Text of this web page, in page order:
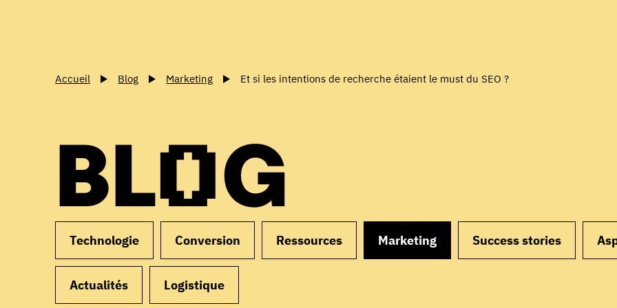
Accueil Blog Marketing Et si les intentions de recherche étaient le must du SEO ?
BLOG
Technologie Conversion Ressources Marketing Success stories
Actualités Logistique